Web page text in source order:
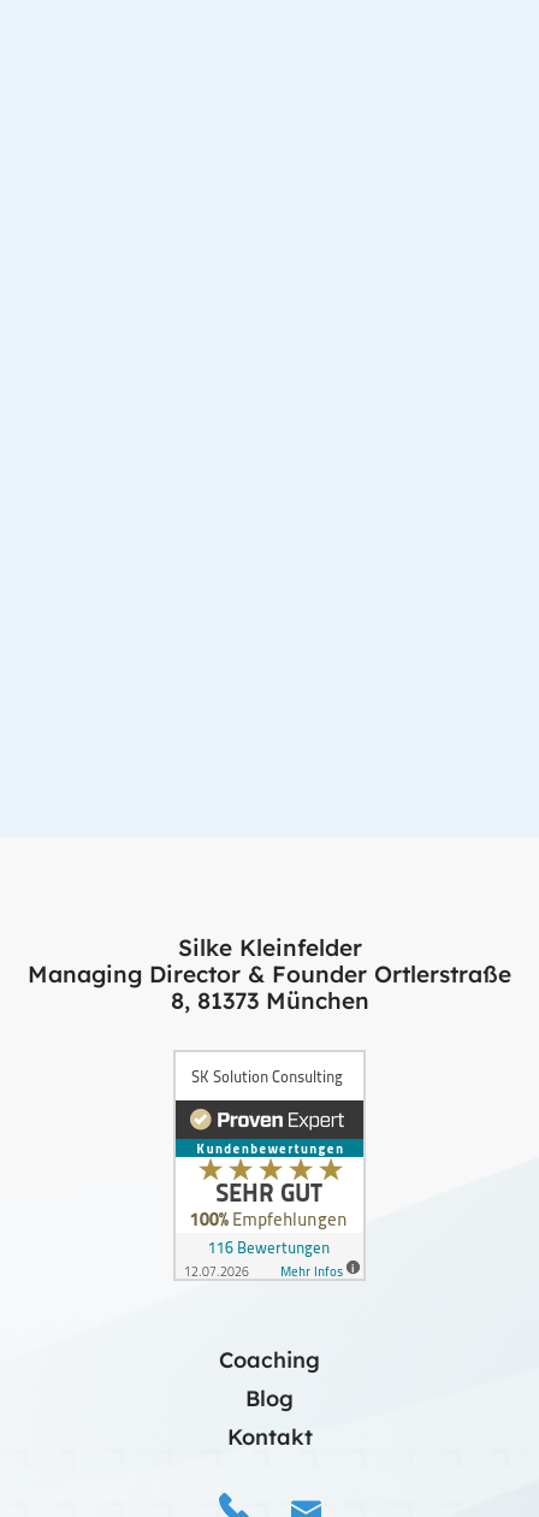
Silke Kleinfelder
Managing Director & Founder Ortlerstraße
8, 81373 München
Coaching
Blog
Kontakt